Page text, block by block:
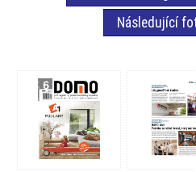
Následující